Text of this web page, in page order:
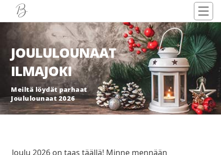
JOULULOUNAAT
ILMAJOKI
Meiltä löydät parhaat
Joululounaat 2026
Joulu 2026 on taas täällä! Minne mennään